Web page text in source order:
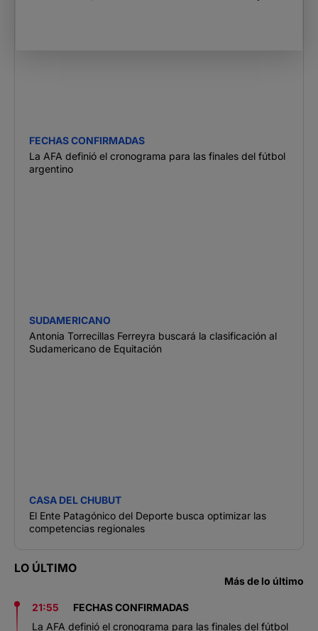
FECHAS CONFIRMADAS
La AFA definió el cronograma para las finales del fútbol
argentino
SUDAMERICANO
Antonia Torrecillas Ferreyra buscará la clasificación al
Sudamericano de Equitación
CASA DEL CHUBUT
El Ente Patagónico del Deporte busca optimizar las
competencias regionales
LO ÚLTIMO
Más de lo último
21:55
FECHAS CONFIRMADAS
La AFA definió el cronograma para las finales del fútbol